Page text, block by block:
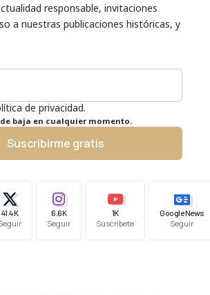
responsable, invitaciones
a nuestras publicaciones históricas, y
de privacidad.
baja en cualquier momento.
Suscribirme gratis
41.4K 6.6K
Seguir
1K
Suscríbete
Google News
Seguir